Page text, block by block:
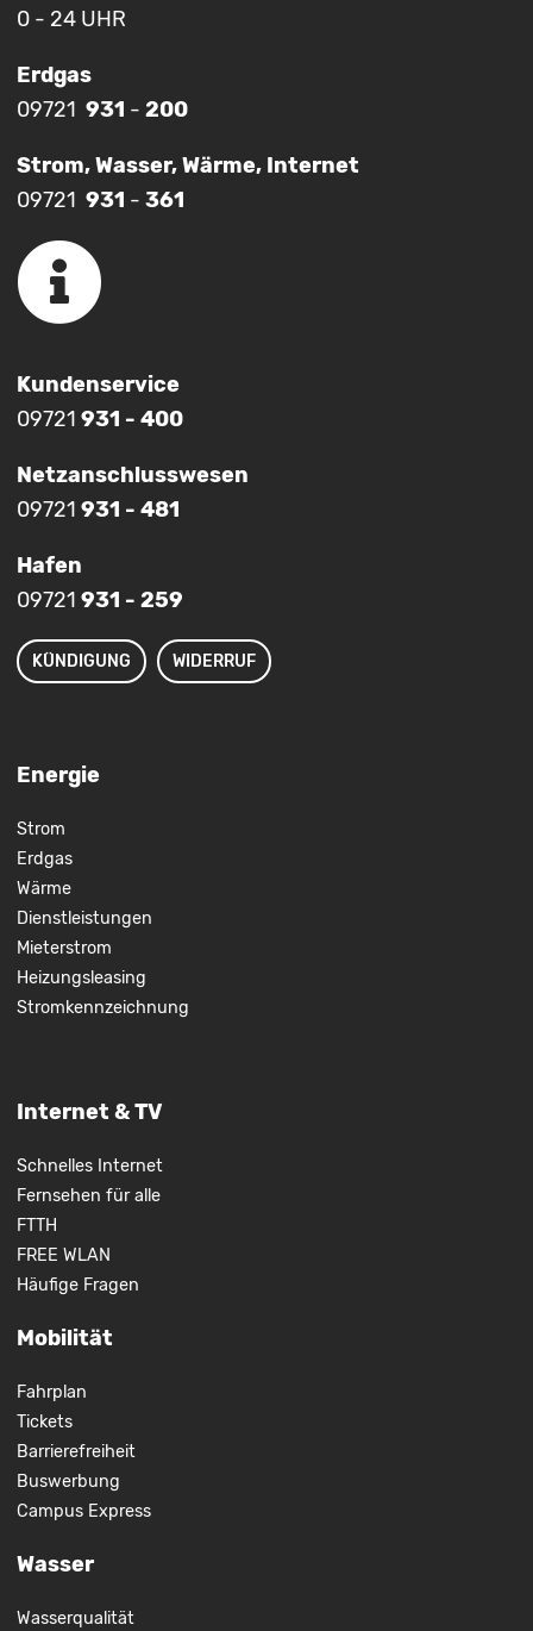
0 - 24 UHR
Erdgas
09721 931 - 200
Strom, Wasser, Wärme, Internet
09721 931 - 361
Kundenservice
09721 931 - 400
Netzanschlusswesen
09721 931 - 481
Hafen
09721 931 - 259
KÜNDIGUNG WIDERRUF
Energie
Strom
Erdgas
Wärme
Dienstleistungen
Mieterstrom
Heizungsleasing
Stromkennzeichnung
Internet & TV
Schnelles Internet
Fernsehen für alle
FTTH
FREE WLAN
Häufige Fragen
Mobilität
Fahrplan
Tickets
Barrierefreiheit
Buswerbung
Campus Express
Wasser
Wasserqualität